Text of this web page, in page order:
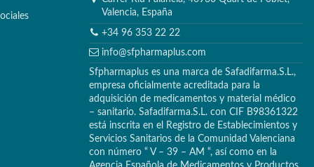
Valencia, España
+34 96 353 22 22
info@sfpharmaplus.com
Sfpharmaplus es una marca de Safadifarma.S.L.,
empresa oficialmente acreditada para la
adquisición de medicamentos y material médico
– sanitario. Safadifarma.S.L. con CIF B98361322
está inscrita en el Registro de Establecimientos y
Servicios Sanitarios de la Comunidad Valenciana
con número “ V – 39 – AM “, así como en la